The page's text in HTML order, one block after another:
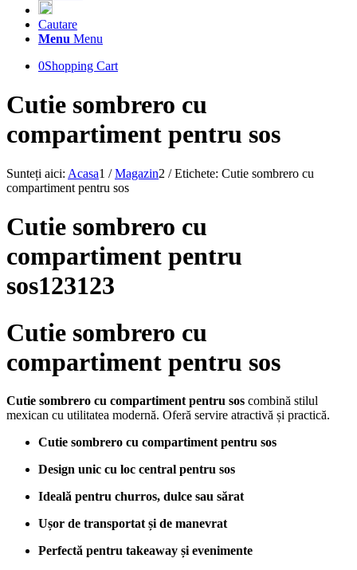
Cautare
Menu Menu
0Shopping Cart
Cutie sombrero cu
compartiment pentru sos
Sunteți aici: Acasa1 / Magazin2 / Etichete: Cutie sombrero cu
compartiment pentru sos
Cutie sombrero cu
compartiment pentru
sos123123
Cutie sombrero cu
compartiment pentru sos
Cutie sombrero cu compartiment pentru sos combină stilul
mexican cu utilitatea modernă. Oferă servire atractivă și practică.
Cutie sombrero cu compartiment pentru sos
Design unic cu loc central pentru sos
Ideală pentru churros, dulce sau sărat
Ușor de transportat și de manevrat
Perfectă pentru takeaway și evenimente